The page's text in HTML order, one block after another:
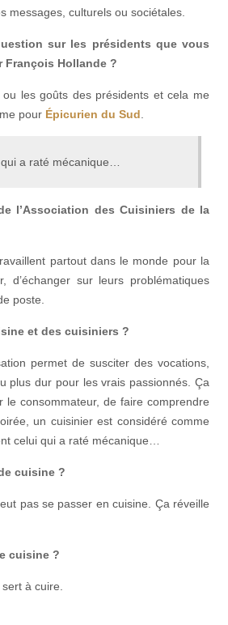
messages, culturels ou sociétales.
sur les présidents que vous
Hollande ?
ou les goûts des présidents et cela me
pour Épicurien du Sud
a raté mécanique…
l’Association des Cuisiniers de la
partout dans le monde pour la
d’échanger sur leurs problématiques
poste.
et des cuisiniers ?
permet de susciter des vocations,
plus dur pour les vrais passionnés. Ça
le consommateur, de faire comprendre
un cuisinier est considéré comme
celui qui a raté mécanique…
cuisine ?
pas se passer en cuisine. Ça réveille
cuisine ?
à cuire.